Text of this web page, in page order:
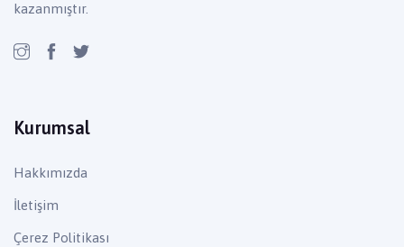
kazanmıştır.
Kurumsal
Hakkımızda
İletişim
Çerez Politikası